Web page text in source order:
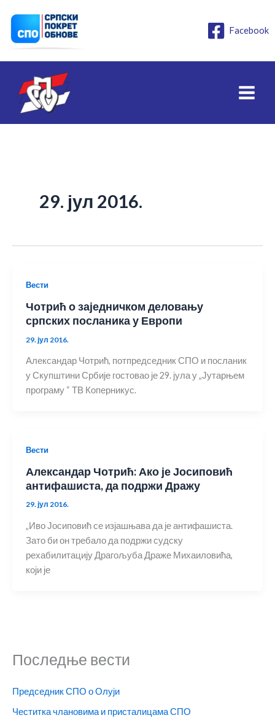
садржај
Facebook
29. јул 2016.
Вести
Чотрић о заједничком деловању
српских посланика у Европи
29. јул 2016.
Александар Чотрић, потпредседник СПО и посланик
у Скупштини Србије гостовао је 29. јула у „Јутарњем
програму “ ТВ Коперникус.
Вести
Александар Чотрић: Ако је Јосиповић
антифашиста, да подржи Дражу
29. јул 2016.
„Иво Јосиповић се изјашњава да је антифашиста.
Зато би он требало да подржи судску
рехабилитацију Драгољуба Драже Михаиловића,
који је
Последње вести
Председник СПО о Олуји
Честитка члановима и присталицама СПО